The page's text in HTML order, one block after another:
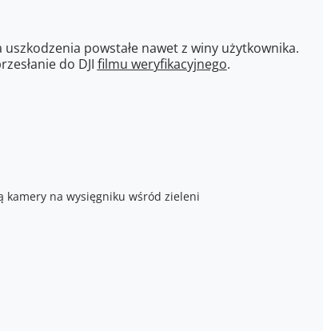
powstałe nawet z winy użytkownika.
do DJI filmu weryfikacyjnego.